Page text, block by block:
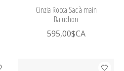
Cinzia Rocca Sac à main
Baluchon
595,00$CA